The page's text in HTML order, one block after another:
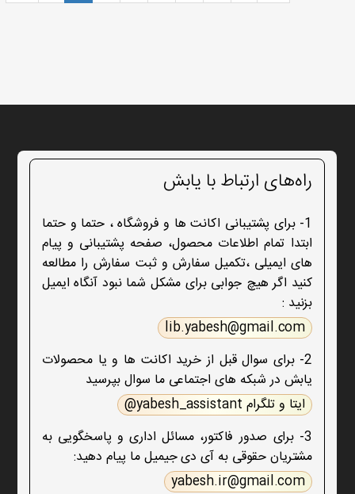
راه‌های ارتباط با یابش
1- برای پشتیبانی اکانت ها و فروشگاه ، حتما و حتما
ابتدا تمام اطلاعات محصول، صفحه پشتیبانی و پیام
های ایمیلی ،تکمیل سفارش و ثبت سفارش را مطالعه
کنید اگر هیچ جوابی برای مشکل شما نبود آنگاه ایمیل
بزنید :
lib.yabesh@gmail.com
2- برای سوال قبل از خرید اکانت ها و یا محصولات
یابش در شبکه های اجتماعی ما سوال بپرسید
ایتا و تلگرام yabesh_assistant@
3- برای صدور فاکتور، مسائل اداری و پاسخگویی به
مشتریان حقوقی به آی دی جیمیل ما پیام دهید:
yabesh.ir@gmail.com